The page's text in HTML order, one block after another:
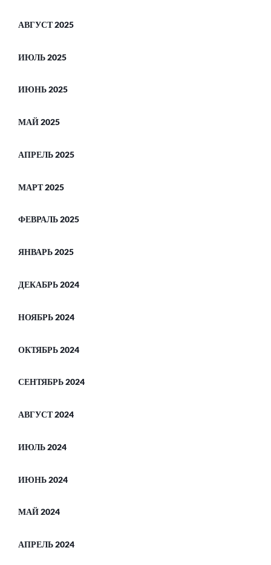
АВГУСТ 2025
ИЮЛЬ 2025
ИЮНЬ 2025
МАЙ 2025
АПРЕЛЬ 2025
МАРТ 2025
ФЕВРАЛЬ 2025
ЯНВАРЬ 2025
ДЕКАБРЬ 2024
НОЯБРЬ 2024
ОКТЯБРЬ 2024
СЕНТЯБРЬ 2024
АВГУСТ 2024
ИЮЛЬ 2024
ИЮНЬ 2024
МАЙ 2024
АПРЕЛЬ 2024